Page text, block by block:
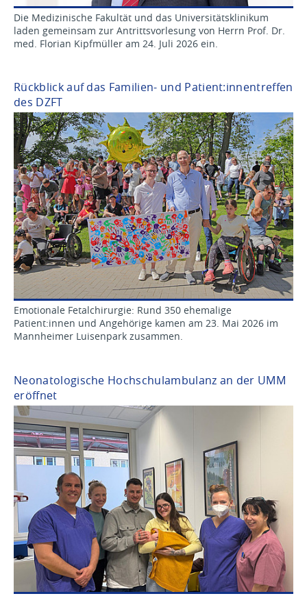
Die Medizinische Fakultät und das Universitätsklinikum
laden gemeinsam zur Antrittsvorlesung von Herrn Prof. Dr.
med. Florian Kipfmüller am 24. Juli 2026 ein.
Rückblick auf das Familien- und Patient:innentreffen
des DZFT
Emotionale Fetalchirurgie: Rund 350 ehemalige
Patient:innen und Angehörige kamen am 23. Mai 2026 im
Mannheimer Luisenpark zusammen.
Neonatologische Hochschulambulanz an der UMM
eröffnet